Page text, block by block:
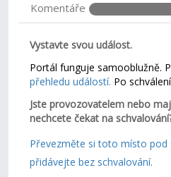
Komentáře
Vystavte svou událost.
Portál funguje samooblužně.
přehledu událostí. Po
Jste provozovatelem nebo
nechcete čekat na
Převezměte si toto místo pod
přidávejte bez schvalování.